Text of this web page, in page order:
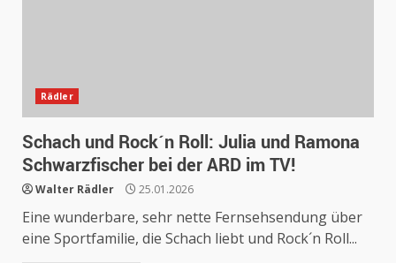
Rädler
Schach und Rock´n Roll: Julia und Ramona
Schwarzfischer bei der ARD im TV!
Walter Rädler 25.01.2026
Eine wunderbare, sehr nette Fernsehsendung über
eine Sportfamilie, die Schach liebt und Rock´n Roll...